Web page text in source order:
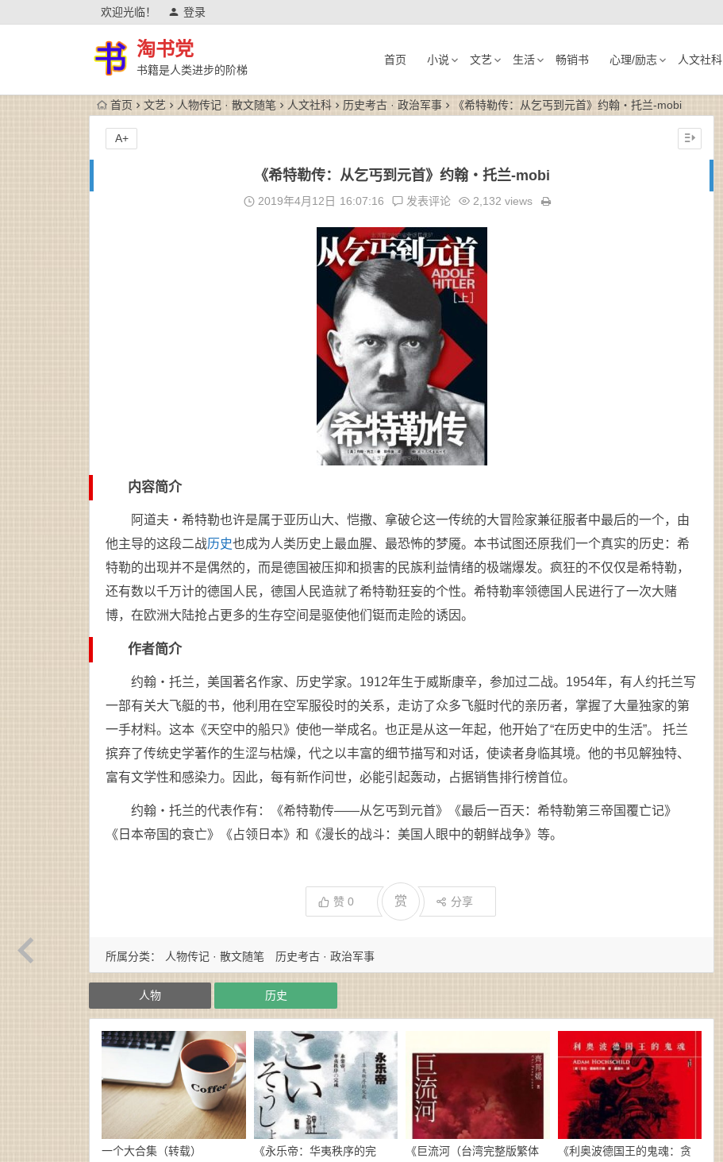
欢迎光临！ 登录
淘书党
书籍是人类进步的阶梯
首页 小说 文艺 生活 畅销书 心理/励志 人文社科
首页 文艺 人物传记 · 散文随笔 人文社科 历史考古 · 政治军事 《希特勒传：从乞丐到元首》约翰・托兰-mobi
《希特勒传：从乞丐到元首》约翰・托兰-mobi
2019年4月12日 16:07:16 发表评论 2,132 views
内容简介
阿道夫・希特勒也许是属于亚历山大、恺撒、拿破仑这一传统的大冒险家兼征服者中最后的一个，由
他主导的这段二战历史也成为人类历史上最血腥、最恐怖的梦魇。本书试图还原我们一个真实的历史：希
特勒的出现并不是偶然的，而是德国被压抑和损害的民族利益情绪的极端爆发。疯狂的不仅仅是希特勒，
还有数以千万计的德国人民，德国人民造就了希特勒狂妄的个性。希特勒率领德国人民进行了一次大赌
博，在欧洲大陆抢占更多的生存空间是驱使他们铤而走险的诱因。
作者简介
约翰・托兰，美国著名作家、历史学家。1912年生于威斯康辛，参加过二战。1954年，有人约托兰写
一部有关大飞艇的书，他利用在空军服役时的关系，走访了众多飞艇时代的亲历者，掌握了大量独家的第
一手材料。这本《天空中的船只》使他一举成名。也正是从这一年起，他开始了“在历史中的生活”。 托兰
摈弃了传统史学著作的生涩与枯燥，代之以丰富的细节描写和对话，使读者身临其境。他的书见解独特、
富有文学性和感染力。因此，每有新作问世，必能引起轰动，占据销售排行榜首位。
约翰・托兰的代表作有：《希特勒传——从乞丐到元首》《最后一百天：希特勒第三帝国覆亡记》
《日本帝国的衰亡》《占领日本》和《漫长的战斗：美国人眼中的朝鲜战争》等。
赞 0 赏 分享
A+
所属分类： 人物传记 · 散文随笔 历史考古 · 政治军事
人物 历史
一个大合集（转载）
《永乐帝：华夷秩序的完
《巨流河（台湾完整版繁体
《利奥波德国王的鬼魂：贪